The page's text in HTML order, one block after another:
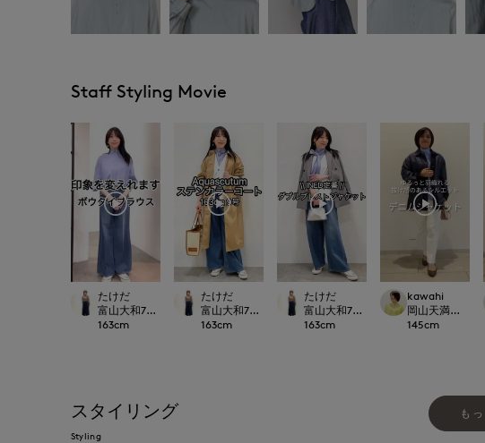
Staff Styling Movie
たけだ
富山大和7-IDconcept.
163cm
たけだ
富山大和7-IDconcept.
163cm
たけだ
富山大和7-IDconcept.
163cm
kawahi
岡山天満屋7-
145cm
スタイリング
Styling
も